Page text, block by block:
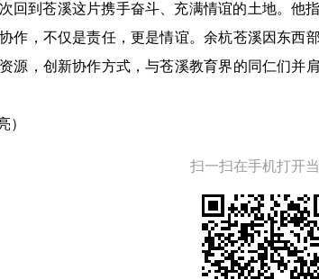
回到苍溪这片携手奋斗、充满情谊的土地。他
作，不仅是责任，更是情谊。余杭苍溪因东西
源，创新协作方式，与苍溪教育界的同仁们
）
扫一扫在手机打开